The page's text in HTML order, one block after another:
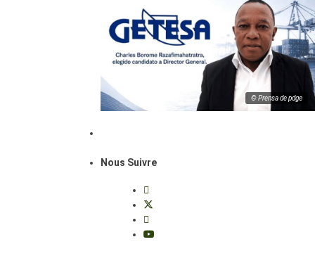
© Prensa de pdge
Nous Suivre